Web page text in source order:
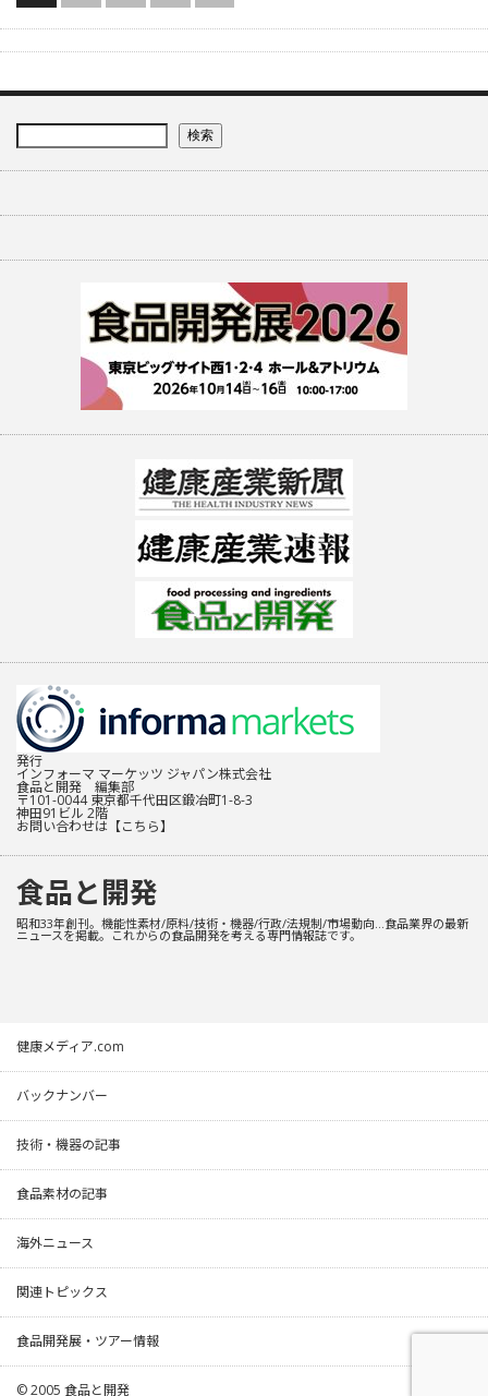
検索
発行
インフォーマ マーケッツ ジャパン株式会社
食品と開発 編集部
〒101-0044 東京都千代田区鍛冶町1-8-3
神田91ビル 2階
お問い合わせは 【こちら】
食品と開発
昭和33年創刊。機能性素材/原料/技術・機器/行政/法規制/市場動向…食品業界の最新
ニュースを掲載。これからの食品開発を考える専門情報誌です。
健康メディア.com
バックナンバー
技術・機器の記事
食品素材の記事
海外ニュース
関連トピックス
食品開発展・ツアー情報
© 2005 食品と開発